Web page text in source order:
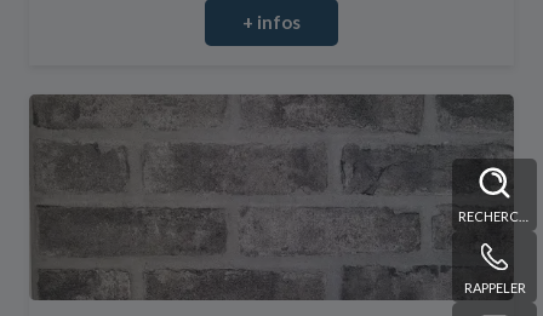
RAPPELER
+ infos